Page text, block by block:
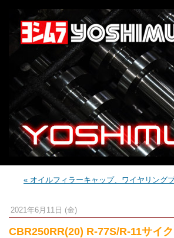
« オイルフィラーキャップ、ワイヤリング
2021年6月11日 (金)
CBR250RR(20) R-77S/R-11サイ